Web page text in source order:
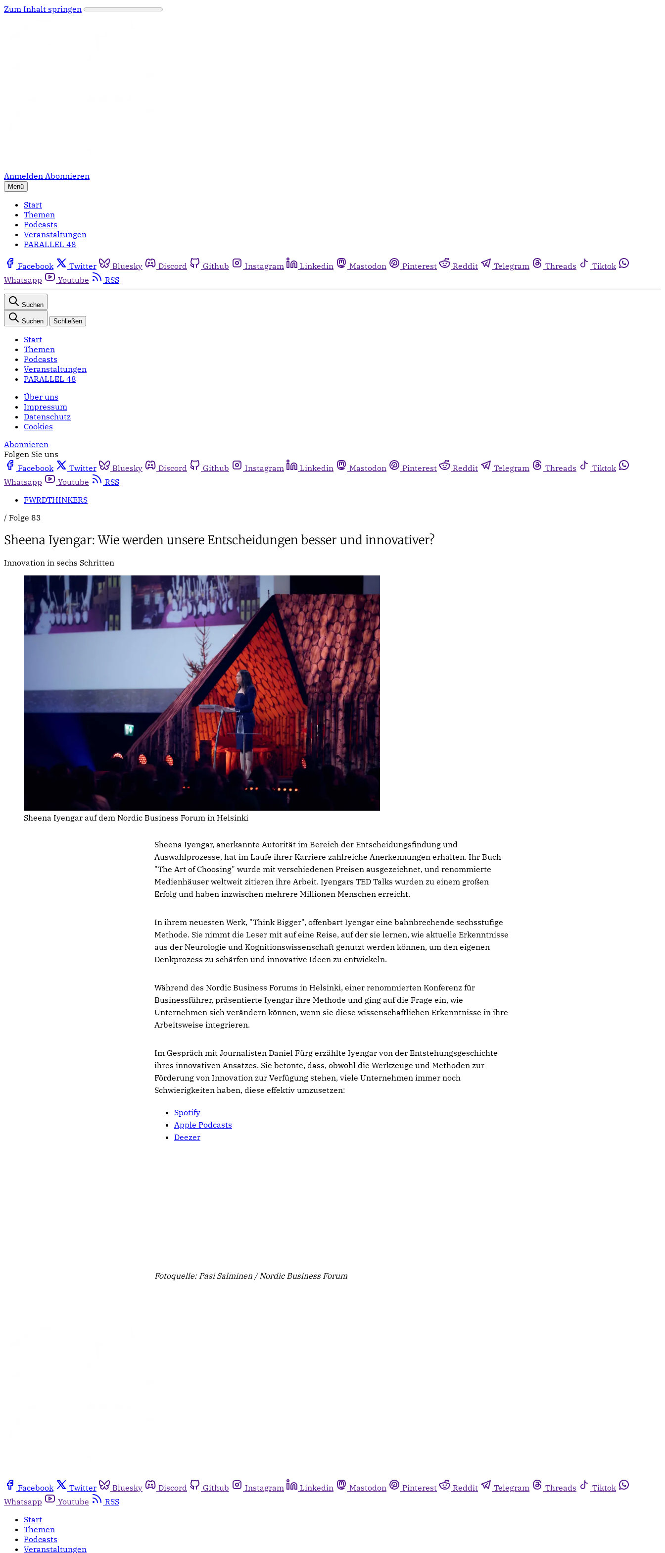
Zum Inhalt springen
Anmelden Abonnieren
Menü
Start
Themen
Podcasts
Veranstaltungen
PARALLEL 48
Facebook Twitter Bluesky Discord Github Instagram Linkedin Mastodon Pinterest Reddit Telegram Threads
Tiktok
Whatsapp
Youtube RSS
Suchen
Suchen Schließen
Start
Themen
Podcasts
Veranstaltungen
PARALLEL 48
Über uns
Impressum
Datenschutz
Cookies
Abonnieren
Folgen Sie uns
Facebook
Twitter Bluesky Discord Github Instagram Linkedin Mastodon Pinterest Reddit Telegram Threads
Tiktok
Whatsapp
Youtube
RSS
FWRDTHINKERS
/ Folge 83
Sheena Iyengar: Wie werden unsere Entscheidungen besser und innovativer?
Innovation in sechs Schritten
Sheena Iyengar auf dem Nordic Business Forum in Helsinki
Sheena Iyengar, anerkannte Autorität im Bereich der Entscheidungsfindung und
Auswahlprozesse, hat im Laufe ihrer Karriere zahlreiche Anerkennungen erhalten. Ihr Buch
"The Art of Choosing" wurde mit verschiedenen Preisen ausgezeichnet, und renommierte
Medienhäuser weltweit zitieren ihre Arbeit. Iyengars TED Talks wurden zu einem großen
Erfolg und haben inzwischen mehrere Millionen Menschen erreicht.
In ihrem neuesten Werk, "Think Bigger", offenbart Iyengar eine bahnbrechende sechsstufige
Methode. Sie nimmt die Leser mit auf eine Reise, auf der sie lernen, wie aktuelle Erkenntnisse
aus der Neurologie und Kognitionswissenschaft genutzt werden können, um den eigenen
Denkprozess zu schärfen und innovative Ideen zu entwickeln.
Während des Nordic Business Forums in Helsinki, einer renommierten Konferenz für
Businessführer, präsentierte Iyengar ihre Methode und ging auf die Frage ein, wie
Unternehmen sich verändern können, wenn sie diese wissenschaftlichen Erkenntnisse in ihre
Arbeitsweise integrieren.
Im Gespräch mit Journalisten Daniel Fürg erzählte Iyengar von der Entstehungsgeschichte
ihres innovativen Ansatzes. Sie betonte, dass, obwohl die Werkzeuge und Methoden zur
Förderung von Innovation zur Verfügung stehen, viele Unternehmen immer noch
Schwierigkeiten haben, diese effektiv umzusetzen:
Spotify
Apple Podcasts
Deezer
Fotoquelle: Pasi Salminen / Nordic Business Forum
Facebook Twitter Bluesky Discord Github Instagram Linkedin Mastodon Pinterest Reddit Telegram Threads
Tiktok
Whatsapp
Youtube
RSS
Start
Themen
Podcasts
Veranstaltungen